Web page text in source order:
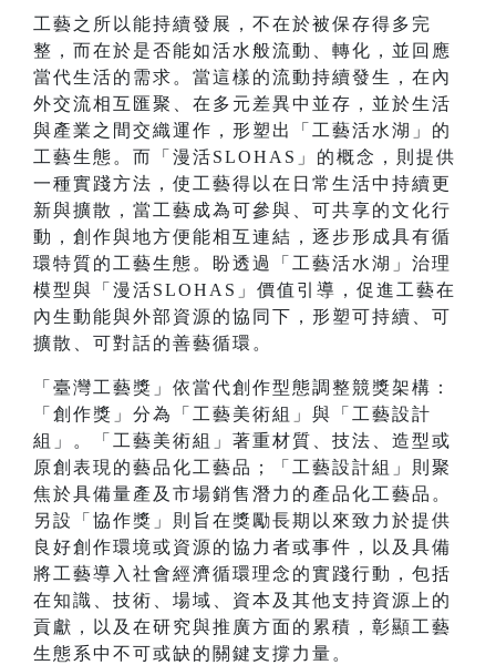
工藝之所以能持續發展，不在於被保存得多完
整，而在於是否能如活水般流動、轉化，並回應
當代生活的需求。當這樣的流動持續發生，在內
外交流相互匯聚、在多元差異中並存，並於生活
與產業之間交織運作，形塑出「工藝活水湖」的
工藝生態。而「漫活SLOHAS」的概念，則提供
一種實踐方法，使工藝得以在日常生活中持續更
新與擴散，當工藝成為可參與、可共享的文化行
動，創作與地方便能相互連結，逐步形成具有循
環特質的工藝生態。盼透過「工藝活水湖」治理
模型與「漫活SLOHAS」價值引導，促進工藝在
內生動能與外部資源的協同下，形塑可持續、可
擴散、可對話的善藝循環。
「臺灣工藝獎」依當代創作型態調整競獎架構：
「創作獎」分為「工藝美術組」與「工藝設計
組」。「工藝美術組」著重材質、技法、造型或
原創表現的藝品化工藝品；「工藝設計組」則聚
焦於具備量產及市場銷售潛力的產品化工藝品。
另設「協作獎」則旨在獎勵長期以來致力於提供
良好創作環境或資源的協力者或事件，以及具備
將工藝導入社會經濟循環理念的實踐行動，包括
在知識、技術、場域、資本及其他支持資源上的
貢獻，以及在研究與推廣方面的累積，彰顯工藝
生態系中不可或缺的關鍵支撐力量。